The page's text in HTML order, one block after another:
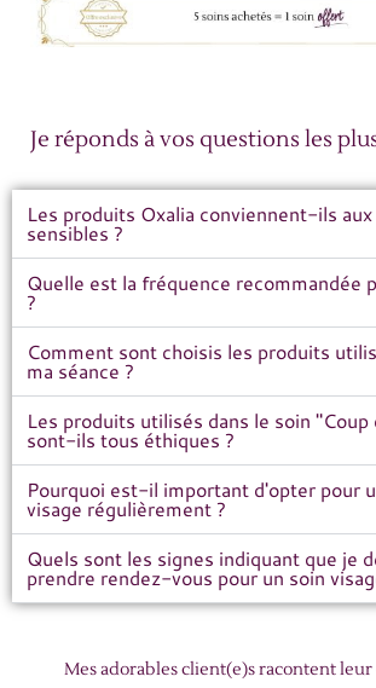
Je réponds à vos questions les
Les produits Oxalia conviennent-ils
sensibles ?
Quelle est la fréquence recommandée
?
Comment sont choisis les produits
ma séance ?
Les produits utilisés dans le soin "Coup
sont-ils tous éthiques ?
Pourquoi est-il important d'opter pour
visage régulièrement ?
Quels sont les signes indiquant que je
prendre rendez-vous pour un soin
Mes adorables client(e)s racontent